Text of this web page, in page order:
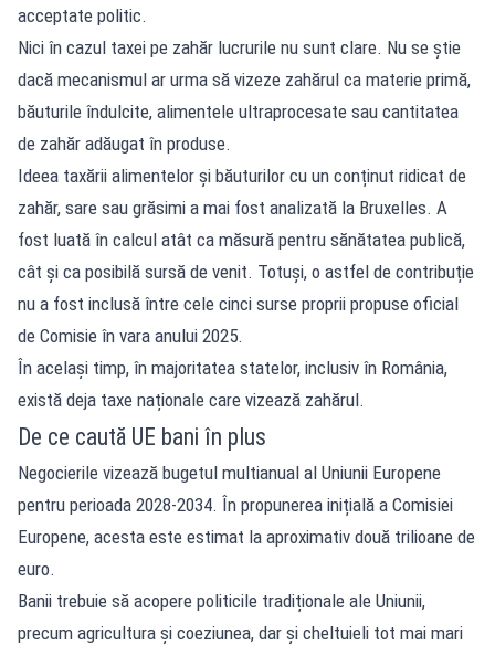
acceptate politic.
Nici în cazul taxei pe zahăr lucrurile nu sunt clare. Nu se știe
dacă mecanismul ar urma să vizeze zahărul ca materie primă,
băuturile îndulcite, alimentele ultraprocesate sau cantitatea
de zahăr adăugat în produse.
Ideea taxării alimentelor și băuturilor cu un conținut ridicat de
zahăr, sare sau grăsimi a mai fost analizată la Bruxelles. A
fost luată în calcul atât ca măsură pentru sănătatea publică,
cât și ca posibilă sursă de venit. Totuși, o astfel de contribuție
nu a fost inclusă între cele cinci surse proprii propuse oficial
de Comisie în vara anului 2025.
În același timp, în majoritatea statelor, inclusiv în România,
există deja taxe naționale care vizează zahărul.
De ce caută UE bani în plus
Negocierile vizează bugetul multianual al Uniunii Europene
pentru perioada 2028-2034. În propunerea inițială a Comisiei
Europene, acesta este estimat la aproximativ două trilioane de
euro.
Banii trebuie să acopere politicile tradiționale ale Uniunii,
precum agricultura și coeziunea, dar și cheltuieli tot mai mari